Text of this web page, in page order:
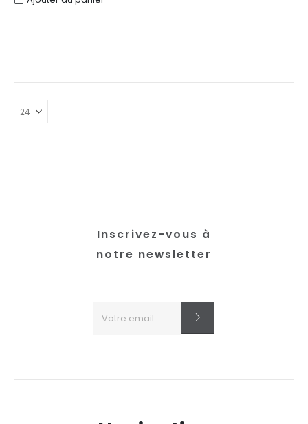
Inscrivez-vous à
notre newsletter